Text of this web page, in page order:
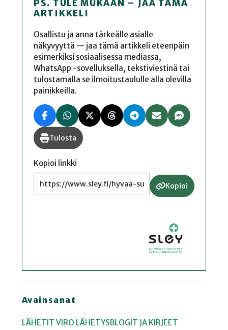
PS. TULE MUKAAN – JAA TÄMÄ
ARTIKKELI
Osallistu ja anna tärkeälle asialle
näkyvyyttä — jaa tämä artikkeli eteenpäin
esimerkiksi sosiaalisessa mediassa,
WhatsApp -sovelluksella, tekstiviestinä tai
tulostamalla se ilmoitustaululle alla olevilla
painikkeilla.
Tulosta
Kopioi linkki
Kopioi
Avainsanat
LÄHETIT VIRO LÄHETYSBLOGIT JA KIRJEET